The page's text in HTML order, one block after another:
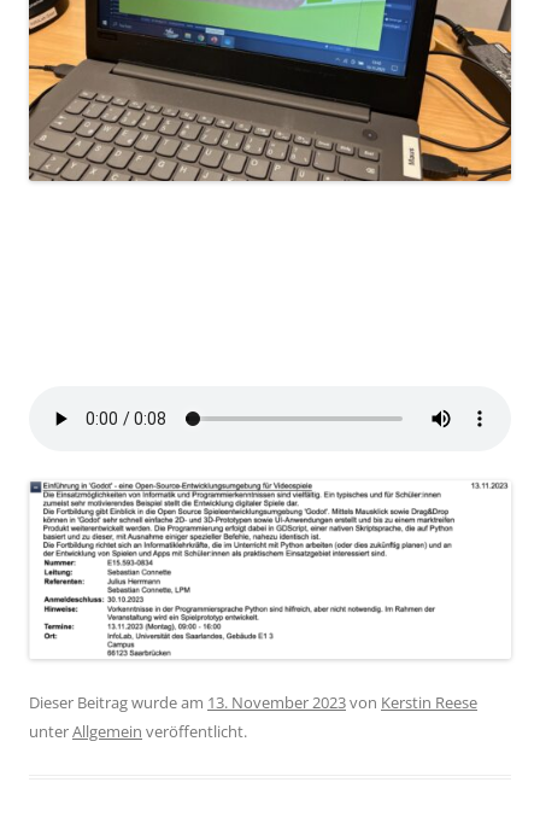
Dieser Beitrag wurde am 13. November 2023von Kerstin Reese
unterAllgemein veröffentlicht.